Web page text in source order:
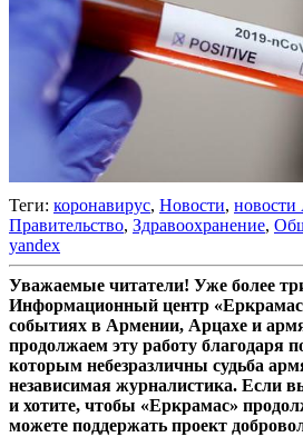
Теги: коронавирус, Новости,
Правительство, Здравоохранение,
yandex
Уважаемые читатели! Уже более
Информационный центр
событиях в Армении, Арцахе и
продолжаем эту работу благодаря
которым небезразличны судьба
независимая журналистика. Если
и хотите, чтобы «Еркрамас»
можете поддержать проект